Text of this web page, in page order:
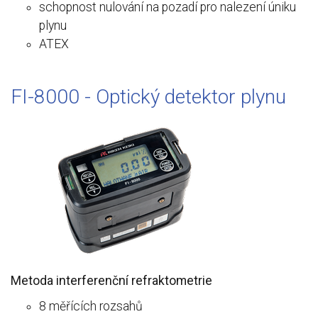
schopnost nulování na pozadí pro nalezení úniku
plynu
ATEX
FI-8000 - Optický detektor plynu
Metoda interferenční refraktometrie
8 měřících rozsahů